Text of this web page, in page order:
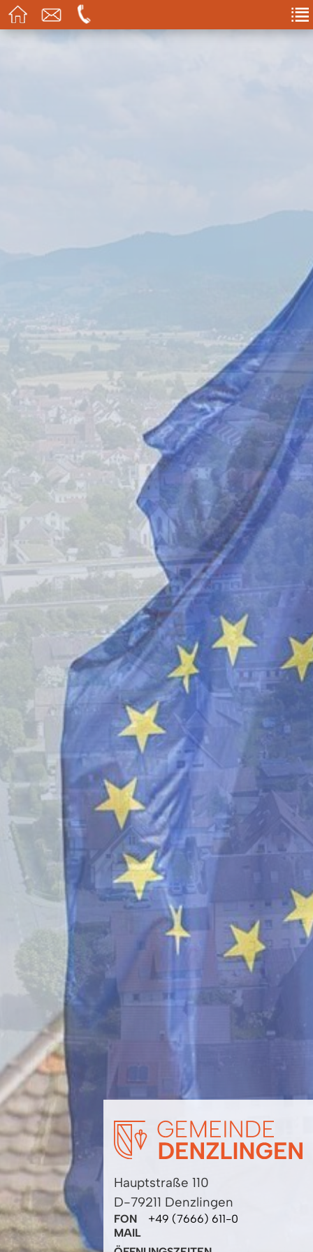
Hauptstraße 110
D-79211 Denzlingen
FON
+49 (7666) 611-0
MAIL